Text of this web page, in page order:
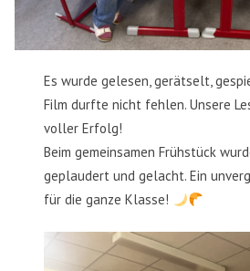
Es wurde gelesen, gerätselt,
Film durfte nicht fehlen. Unsere
voller Erfolg!
Beim gemeinsamen Frühstück
geplaudert und gelacht. Ein
für die ganze Klasse!